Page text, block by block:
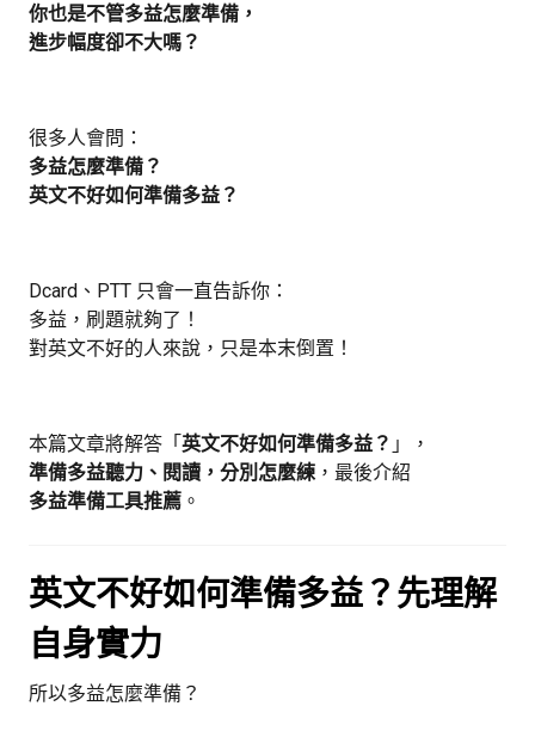
你也是不管多益怎麼準備，
進步幅度卻不大嗎？
很多人會問：
多益怎麼準備？
英文不好如何準備多益？
Dcard、PTT 只會一直告訴你：
多益，刷題就夠了！
對英文不好的人來說，只是本末倒置！
本篇文章將解答「英文不好如何準備多益？ 」，
準備多益聽力、閱讀，分別怎麼練 ，最後介紹
多益準備工具推薦 。
英文不好如何準備多益？先理解
自身實力
所以多益怎麼準備？